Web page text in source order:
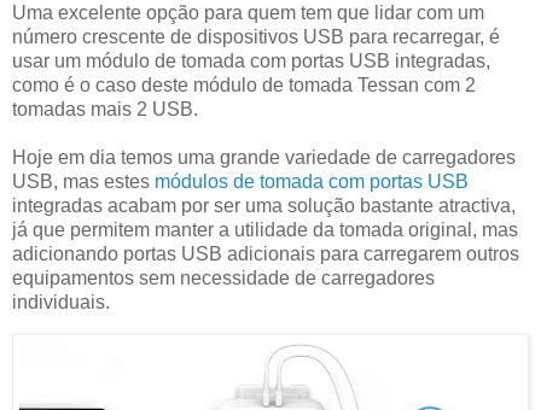
Uma excelente opção para quem tem que lidar com um
número crescente de dispositivos USB para recarregar, é
usar um módulo de tomada com portas USB integradas,
como é o caso deste módulo de tomada Tessan com 2
tomadas mais 2 USB.
Hoje em dia temos uma grande variedade de carregadores
USB, mas estes módulos de tomada com portas USB
integradas acabam por ser uma solução bastante atractiva,
já que permitem manter a utilidade da tomada original, mas
adicionando portas USB adicionais para carregarem outros
equipamentos sem necessidade de carregadores
individuais.